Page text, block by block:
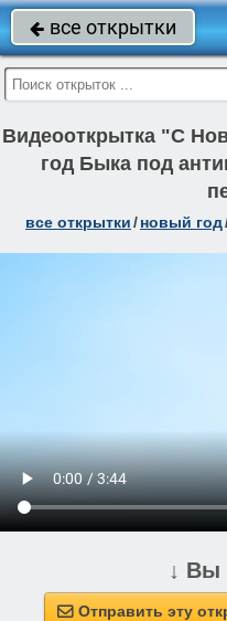
 все открытки
Видеооткрытка "С
год Быка под
все открытки/новый год
↓ Вы
 Отправить эту